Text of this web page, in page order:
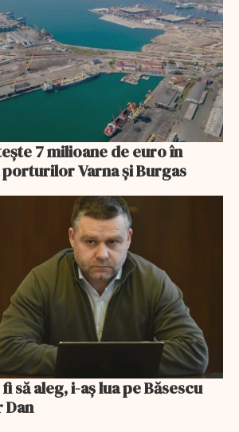
7 milioane de euro în
Varna și Burgas
să aleg, i-aș lua pe Băsescu
Dan